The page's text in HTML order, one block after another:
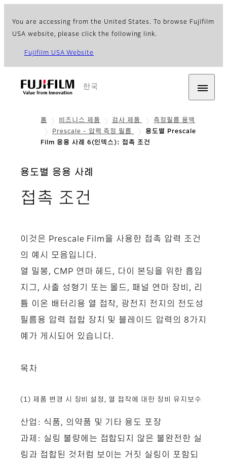
You are accessing from the United States. To browse Fujifilm
USA website, please click the following link.
Fujifilm USA Website
한국
홈 비즈니스 제품 검사 제품
측정필름 용액
Prescale - 압력 측정 필름
용도별 Prescale
Film 응용 사례 6(인덱스): 접촉 조건
용도별 응용 사례
접촉 조건
이것은 Prescale Film을 사용한 접촉 압력 조건
의 예시 모음입니다.
열 밀봉, CMP 연마 헤드, 다이 본딩을 위한 흡입
지그, 사출 성형기 또는 몰드, 패널 연마 장비, 리
튬 이온 배터리용 열 접착, 광전지 전지의 전도성
필름용 압력 접합 장치 및 블레이드 압력의 8가지
예가 게시되어 있습니다.
목차
(1) 제품 변경 시 장비 설정, 열 접착에 대한 장비 유지보수
산업: 식품, 의약품 및 기타 용도 포장
과제: 실링 불량에는 접합되지 않은 불완전한 실
링과 접합된 것처럼 보이는 거짓 실링이 포함되